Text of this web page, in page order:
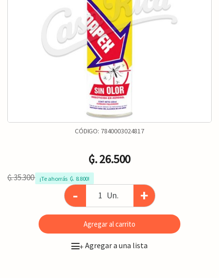
CÓDIGO: 7840003024817
₲. 26.500
₲. 35.300 ¡Te ahorrás  ₲. 8.800!
- Un. +
Agregar al carrito
+Agregar a una lista